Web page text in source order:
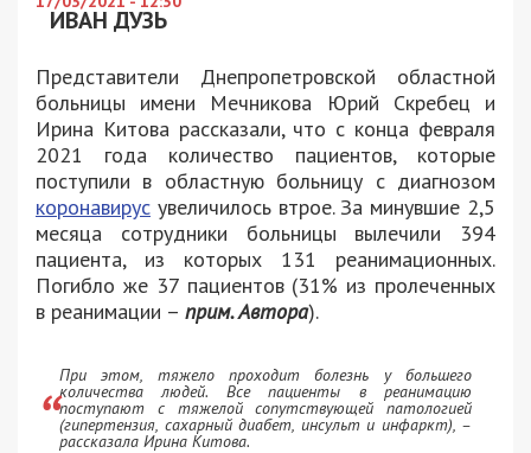
ИВАН ДУЗЬ
Представители Днепропетровской областной
больницы имени Мечникова Юрий Скребец и
Ирина Китова рассказали, что с конца февраля
2021 года количество пациентов, которые
поступили в областную больницу с диагнозом
коронавирус увеличилось втрое. За минувшие 2,5
месяца сотрудники больницы вылечили 394
пациента, из которых 131 реанимационных.
Погибло же 37 пациентов (31% из пролеченных
в реанимации – прим. Автора).
При этом, тяжело проходит болезнь у большего
количества людей. Все пациенты в реанимацию
поступают с тяжелой сопутствующей патологией
(гипертензия, сахарный диабет, инсульт и инфаркт), –
рассказала Ирина Китова.